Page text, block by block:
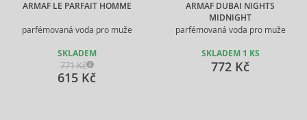
ARMAF LE PARFAIT HOMME
parfémovaná voda pro muže
SKLADEM
771 Kč
615 Kč
ARMAF DUBAI NIGHTS
MIDNIGHT
parfémovaná voda pro muže
SKLADEM 1 KS
772 Kč